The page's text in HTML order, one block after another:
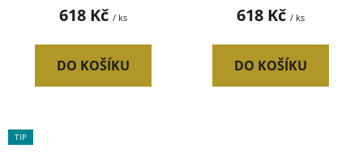
618 Kč / ks
DO KOŠÍKU
618 Kč / ks
DO KOŠÍKU
TIP